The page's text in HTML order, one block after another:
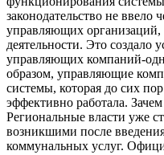
законодательство не ввело
управляющих организаций,
деятельности. Это создало
управляющих компаний-
образом, управляющие
системы, которая до сих
эффективно работала.
Региональные власти уже
возникшими после
коммунальных услуг.